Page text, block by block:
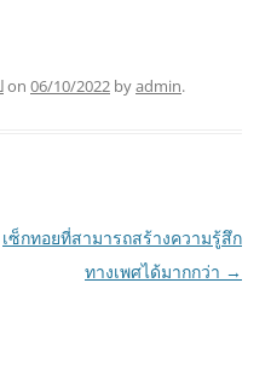
on 06/10/2022 byadmin.
เซ็กทอยที่สามารถสร้างความรู้สึก
ทางเพศได้มากกว่า →